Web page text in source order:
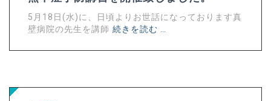
5月18日(水)に、日頃よりお世話になっております真
壁病院の先生を講師 続きを読む …